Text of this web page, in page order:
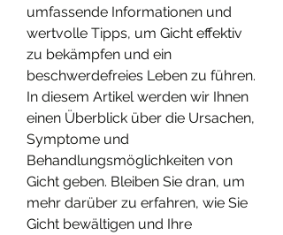
umfassende Informationen und
wertvolle Tipps, um Gicht effektiv
zu bekämpfen und ein
beschwerdefreies Leben zu führen.
In diesem Artikel werden wir Ihnen
einen Überblick über die Ursachen,
Symptome und
Behandlungsmöglichkeiten von
Gicht geben. Bleiben Sie dran, um
mehr darüber zu erfahren, wie Sie
Gicht bewältigen und Ihre